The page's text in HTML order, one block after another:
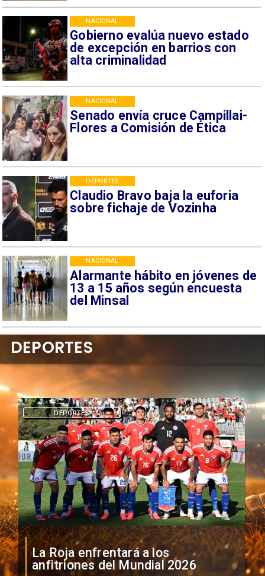
Gobierno evalúa nuevo estado
de excepción en barrios con
alta criminalidad
NACIONAL
Senado envía cruce Campillai-
Flores a Comisión de Ética
NACIONAL
Claudio Bravo baja la euforia
sobre fichaje de Vozinha
DEPORTES
Alarmante hábito en jóvenes de
13 a 15 años según encuesta
del Minsal
NACIONAL
La Roja enfrentará a los
anfitriones del Mundial 2026
DEPORTES
DEPORTES